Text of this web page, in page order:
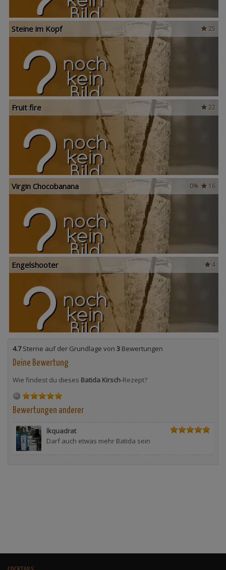
25
Steine im Kopf
22
Fruit fire
16
0%
Virgin Chocobanana
4
Engelshooter
4.7Sterne auf der Grundlage von 3 Bewertungen
Deine Bewertung
Wie findest du dieses Batida Kirsch-Rezept?
Bewertungen anderer
lkquadrat
Darf auch etwas mehr Batida sein